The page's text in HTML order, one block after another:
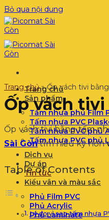
Bỏ qua nội dung
Trang chủ
Sản phẩm
Tấm nhựa phủ Film
Tấm nhựa PVC
Tấm nhựa PVC phủ
Tấm nhựa PVC phủ
Dịch vụ
Dự án
Tin tức
Kiểu vân và màu sắc
Phủ Film PVC
Phủ Acrylic
Phủ Laminate
Trang chủ»Ốp vách tivi
Ốp vách
Ốp vách tivi bằng tấm
Sài Gòntìm hiểu kỹ hơn
Table of Contents
Lý do vì sao tấm nhựa